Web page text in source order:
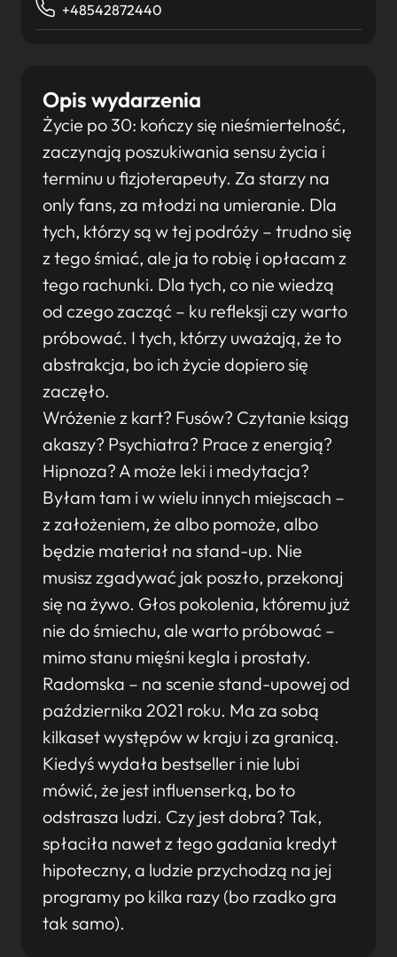
Opis wydarzenia
Życie po 30: kończy się nieśmiertelność,
zaczynają poszukiwania sensu życia i
terminu u fizjoterapeuty. Za starzy na
only fans, za młodzi na umieranie. Dla
tych, którzy są w tej podróży – trudno się
z tego śmiać, ale ja to robię i opłacam z
tego rachunki. Dla tych, co nie wiedzą
od czego zacząć – ku refleksji czy warto
próbować. I tych, którzy uważają, że to
abstrakcja, bo ich życie dopiero się
zaczęło.
Wróżenie z kart? Fusów? Czytanie ksiąg
akaszy? Psychiatra? Prace z energią?
Hipnoza? A może leki i medytacja?
Byłam tam i w wielu innych miejscach –
z założeniem, że albo pomoże, albo
będzie materiał na stand-up. Nie
musisz zgadywać jak poszło, przekonaj
się na żywo. Głos pokolenia, któremu już
nie do śmiechu, ale warto próbować –
mimo stanu mięśni kegla i prostaty.
Radomska – na scenie stand-upowej od
października 2021 roku. Ma za sobą
kilkaset występów w kraju i za granicą.
Kiedyś wydała bestseller i nie lubi
mówić, że jest influenserką, bo to
odstrasza ludzi. Czy jest dobra? Tak,
spłaciła nawet z tego gadania kredyt
hipoteczny, a ludzie przychodzą na jej
programy po kilka razy (bo rzadko gra
tak samo).
+48542872440